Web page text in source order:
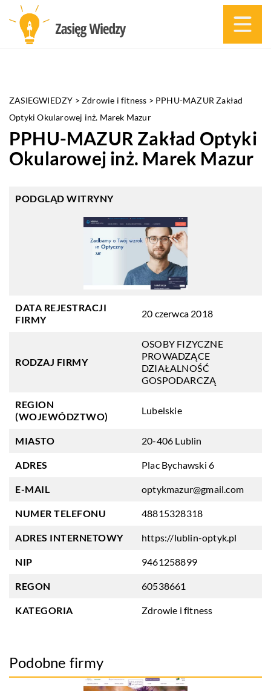
ZASIEGWIEDZY >Zdrowie i fitness > PPHU-MAZUR Zakład
Optyki Okularowej inż. Marek Mazur
PPHU-MAZUR Zakład Optyki
Okularowej inż. Marek Mazur
PODGLĄD WITRYNY
DATA REJESTRACJI
FIRMY
20 czerwca 2018
RODZAJ FIRMY
OSOBY FIZYCZNE
PROWADZĄCE
DZIAŁALNOŚĆ
GOSPODARCZĄ
REGION
(WOJEWÓDZTWO)
Lubelskie
MIASTO 20-406 Lublin
ADRES Plac Bychawski 6
E-MAIL optykmazur@gmail.com
NUMER TELEFONU 48815328318
ADRES INTERNETOWY https://lublin-optyk.pl
NIP 9461258899
REGON 60538661
KATEGORIA Zdrowie i fitness
Podobne firmy